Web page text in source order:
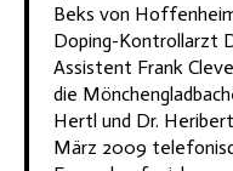
Beks von
Doping-Kontrollarzt
Assistent Frank
die
Hertl und Dr.
März 2009